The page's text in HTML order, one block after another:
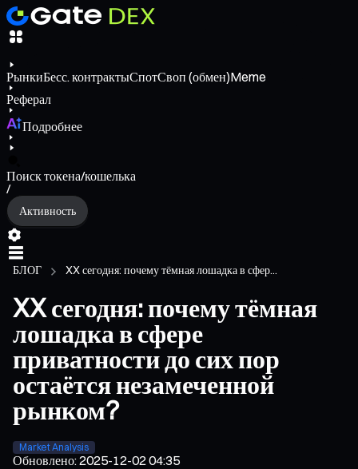
РынкиБесс. контрактыСпотСвоп (обмен)Meme
Реферал
Подробнее
Поиск токена/кошелька
/
Активность
БЛОГ XX сегодня: почему тёмная лошадка в сфер...
XX сегодня: почему тёмная
лошадка в сфере
приватности до сих пор
остаётся незамеченной
рынком?
Market Analysis
Обновлено:2025-12-02 04:35